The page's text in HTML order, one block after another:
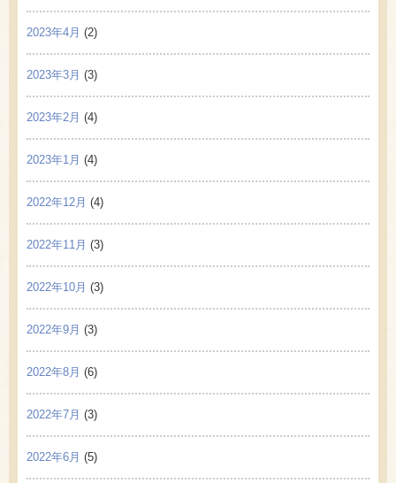
2023年4月 (2)
2023年3月 (3)
2023年2月 (4)
2023年1月 (4)
2022年12月 (4)
2022年11月 (3)
2022年10月 (3)
2022年9月 (3)
2022年8月 (6)
2022年7月 (3)
2022年6月 (5)